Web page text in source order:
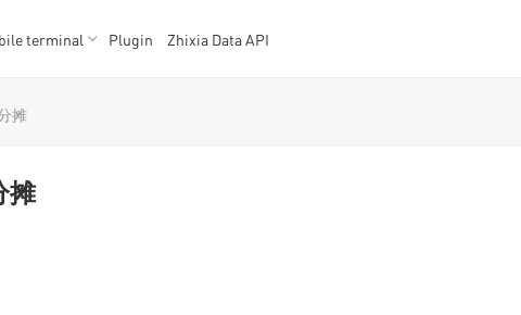
据
据
terminal Plugin Zhixia Data API
摊
摊